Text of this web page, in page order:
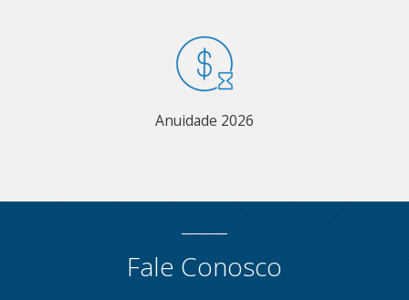
Anuidade 2026
Fale Conosco